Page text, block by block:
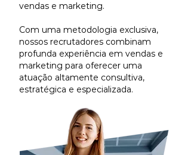
vendas e marketing.
Com uma metodologia exclusiva,
nossos recrutadores combinam
profunda experiência em vendas e
marketing para oferecer uma
atuação altamente consultiva,
estratégica e especializada.